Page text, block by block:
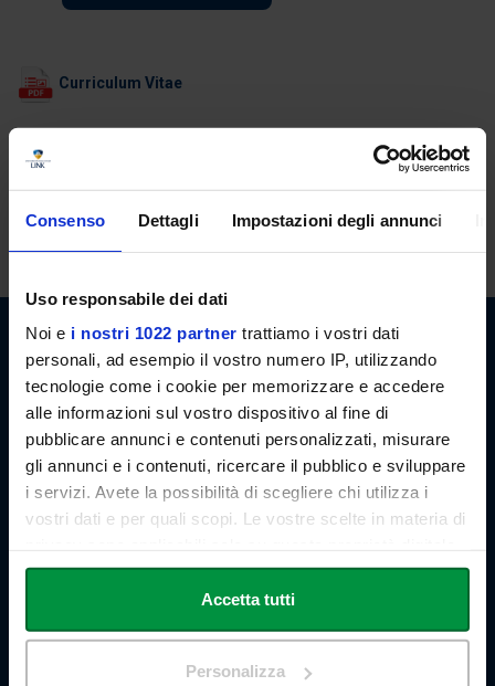
Consenso Dettagli Impostazioni degli annunci
Uso responsabile dei dati
Noi e i nostri 1022 partner trattiamo i vostri dati
personali, ad esempio il vostro numero IP, utilizzando
tecnologie come i cookie per memorizzare e accedere
alle informazioni sul vostro dispositivo al fine di
pubblicare annunci e contenuti personalizzati, misurare
gli annunci e i contenuti, ricercare il pubblico e sviluppare
i servizi. Avete la possibilità di scegliere chi utilizza i
vostri dati e per quali scopi. Le vostre scelte in materia di
in cui avete effettuato le vostre scelte. È possibile
modificare o revocare il proprio consenso in qualsiasi
momento dalla Dichiarazione sui cookie o facendo clic
Accetta tutti
Personalizza
Curriculum Vitae
ORARI DI RICEVIMENTO
invio di email.
Link Campus University
Via del Casale di San Pio V, 44
00165 Roma - Italia
P. IVA: 11933781004
SHORTCUTS
Chi siamo